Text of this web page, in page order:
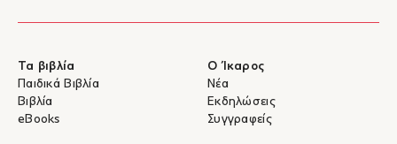
Τα βιβλία
Παιδικά Βιβλία
Βιβλία
eBooks
Ο Ίκαρος
Νέα
Εκδηλώσεις
Συγγραφείς